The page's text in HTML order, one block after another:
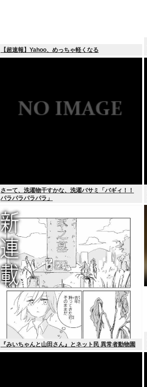
【超速報】Yahoo、めっちゃ軽くなる
さーて、洗濯物干すかな、洗濯バサミ「バギィ！！
パラパラパラパラ」
『みいちゃんと山田さん』とネット民 異常者動物園